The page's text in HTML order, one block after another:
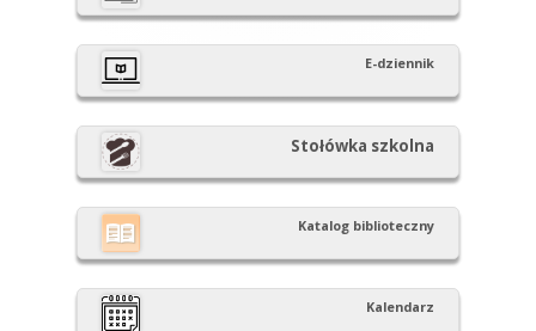
boczny
E-dziennik
Stołówka szkolna
Katalog biblioteczny
Kalendarz